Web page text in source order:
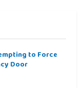
to Force
Door